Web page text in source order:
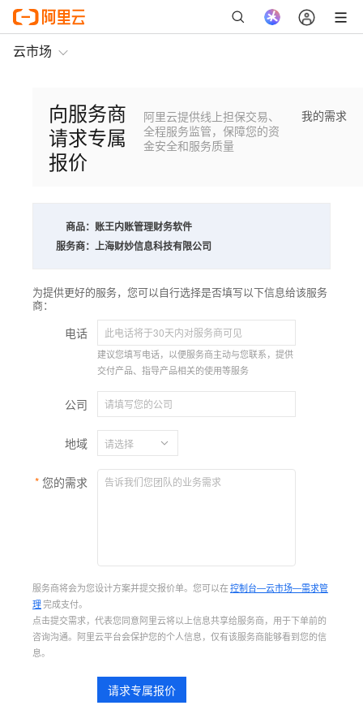
云市场
向服务商
请求专属
报价
阿里云提供线上担保交易、
全程服务监管，保障您的资
金安全和服务质量
我的需求
商品： 账王内账管理财务软件
服务商： 上海财妙信息科技有限公司
为提供更好的服务，您可以自行选择是否填写以下信息给该服务
商：
电话
建议您填写电话，以便服务商主动与您联系，提供
交付产品、指导产品相关的使用等服务
公司
地域
您的需求
服务商将会为您设计方案并提交报价单。您可以在控制台—云市场—需求管
理完成支付。
点击提交需求，代表您同意阿里云将以上信息共享给服务商，用于下单前的
咨询沟通。阿里云平台会保护您的个人信息，仅有该服务商能够看到您的信
息。
请求专属报价